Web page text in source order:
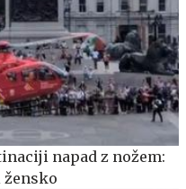
napad z nožem: